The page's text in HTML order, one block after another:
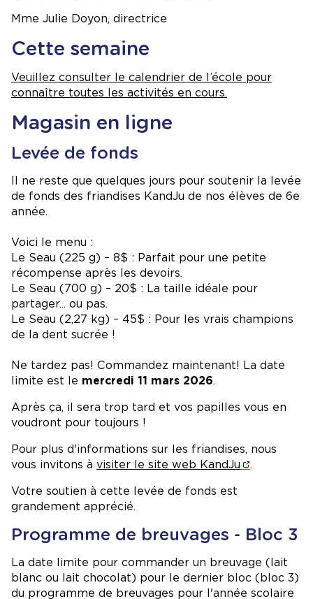
Mme Julie Doyon, directrice
Cette semaine
Veuillez consulter le calendrier de l’école pour
connaître toutes les activités en cours.
Magasin en ligne
Levée de fonds
Il ne reste que quelques jours pour soutenir la levée
de fonds des friandises KandJu de nos élèves de 6e
année.
Voici le menu :
Le Seau (225 g) – 8$ : Parfait pour une petite
récompense après les devoirs.
Le Seau (700 g) – 20$ : La taille idéale pour
partager... ou pas.
Le Seau (2,27 kg) – 45$ : Pour les vrais champions
de la dent sucrée !
Ne tardez pas! Commandez maintenant! La date
limite est le mercredi 11 mars 2026.
Après ça, il sera trop tard et vos papilles vous en
voudront pour toujours !
Pour plus d'informations sur les friandises, nous
vous invitons à visiter le site web KandJu
.
Votre soutien à cette levée de fonds est
grandement apprécié.
Programme de breuvages - Bloc 3
La date limite pour commander un breuvage (lait
blanc ou lait chocolat) pour le dernier bloc (bloc 3)
du programme de breuvages pour l'année scolaire